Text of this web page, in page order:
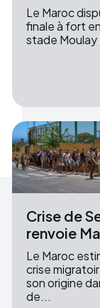
Le Maroc
finale à fort
stade Moulay
Crise de
renvoie
Le Maroc
crise
son origine
de...